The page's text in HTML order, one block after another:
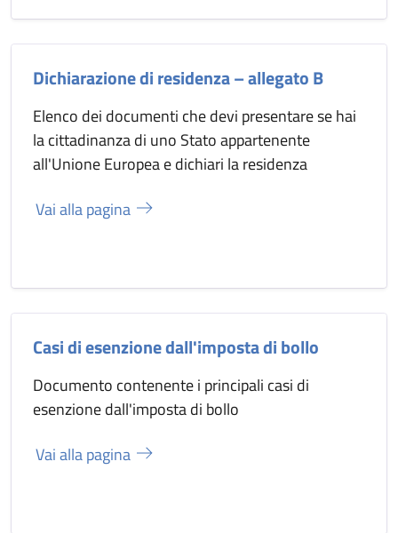
Dichiarazione di residenza – allegato B
Elenco dei documenti che devi presentare se hai
la cittadinanza di uno Stato appartenente
all'Unione Europea e dichiari la residenza
Vai alla pagina
Casi di esenzione dall'imposta di bollo
Documento contenente i principali casi di
esenzione dall'imposta di bollo
Vai alla pagina